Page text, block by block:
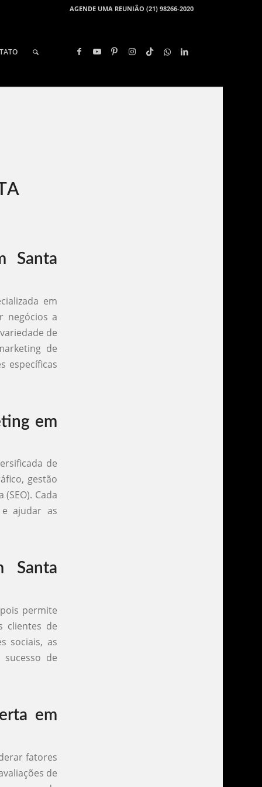
AGENDE UMA REUNIÃO (21) 98266-2020
Santa
em
negócios a
de
de
específicas
em
de
gestão
Cada
ajudar as
Santa
permite
clientes de
sociais, as
de
em
fatores
de